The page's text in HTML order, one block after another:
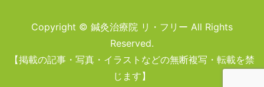
Copyright © 鍼灸治療院 リ・フリー All Rights
Reserved.
【掲載の記事・写真・イラストなどの無断複写・転載を禁
じます】